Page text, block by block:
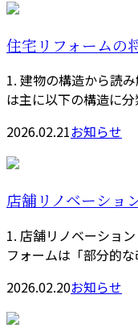
住宅リフォームの
1. 建物の構造から読
は主に以下の構造に
2026.02.21お知らせ
店舗リノベーショ
1. 店舗リノベーショ
フォームは「部分的
2026.02.20お知らせ